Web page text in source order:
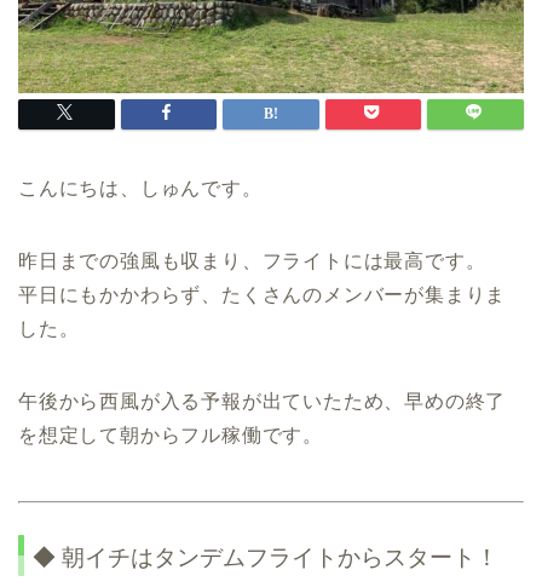
こんにちは、しゅんです。
昨日までの強風も収まり、フライトには最高です。
平日にもかかわらず、たくさんのメンバーが集まりま
した。
午後から西風が入る予報が出ていたため、早めの終了
を想定して朝からフル稼働です。
◆ 朝イチはタンデムフライトからスタート！